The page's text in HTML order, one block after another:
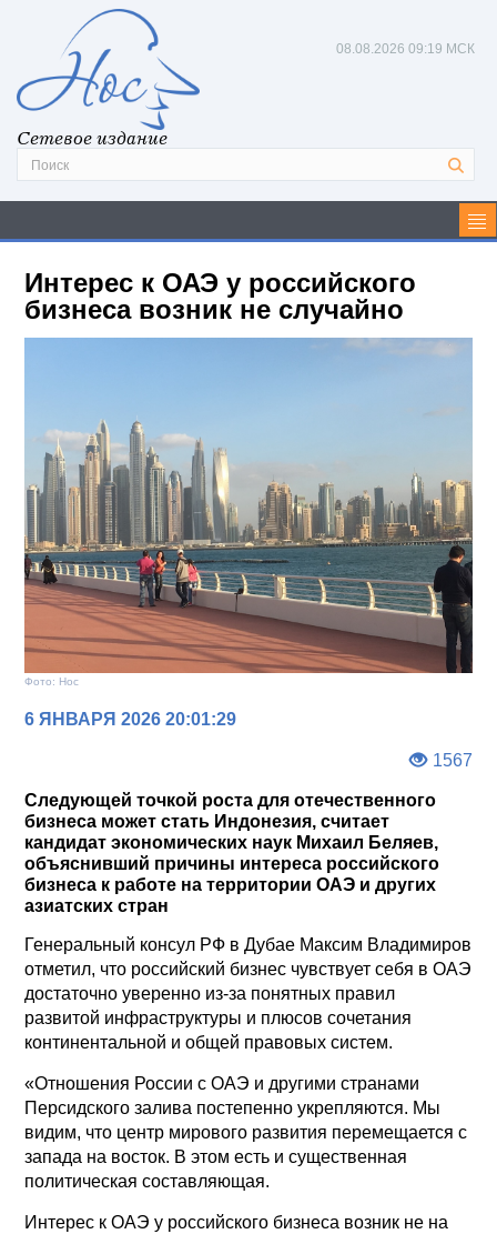
Сетевое издание
08.08.2026 09:19 МСК
Интерес к ОАЭ у российского
бизнеса возник не случайно
Фото: Нос
6 ЯНВАРЯ 2026 20:01:29
1567
Следующей точкой роста для отечественного
бизнеса может стать Индонезия, считает
кандидат экономических наук Михаил Беляев,
объяснивший причины интереса российского
бизнеса к работе на территории ОАЭ и других
азиатских стран
Генеральный консул РФ в Дубае Максим Владимиров
отметил, что российский бизнес чувствует себя в ОАЭ
достаточно уверенно из-за понятных правил
развитой инфраструктуры и плюсов сочетания
континентальной и общей правовых систем.
«Отношения России с ОАЭ и другими странами
Персидского залива постепенно укрепляются. Мы
видим, что центр мирового развития перемещается с
запада на восток. В этом есть и существенная
политическая составляющая.
Интерес к ОАЭ у российского бизнеса возник не на